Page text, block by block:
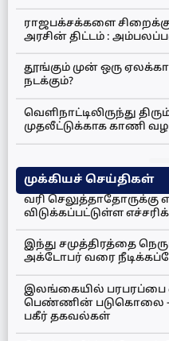
ராஜபக்சக்களை
அரசின் திட்டம் :
தூங்கும் முன் ஒரு
நடக்கும்?
வெளிநாட்டிலிருந்து
முதலீட்டுக்காக காணி
முக்கியச் செய்திகள்
வரி செலுத்தாதோருக்கு
விடுக்கப்பட்டுள்ள
இந்து சமுத்திரத்தை
அக்டோபர் வரை
இலங்கையில் பரபரப்பை
பெண்ணின் படுகொலை –
பகீர் தகவல்கள்